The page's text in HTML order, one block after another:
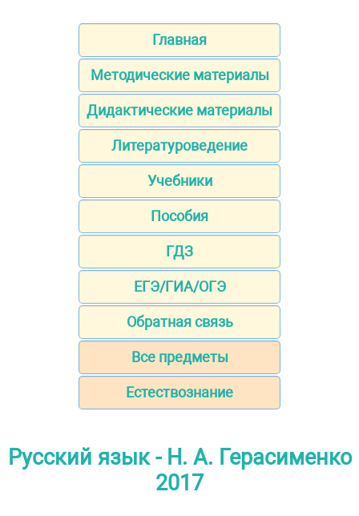
Главная
Методические материалы
Дидактические материалы
Литературоведение
Учебники
Пособия
ГДЗ
ЕГЭ/ГИА/ОГЭ
Обратная связь
Все предметы
Естествознание
Русский язык - Н. А. Герасименко
2017